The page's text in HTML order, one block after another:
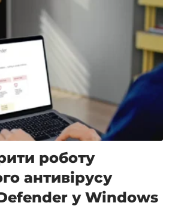
роботу
антивірусу
у Windows